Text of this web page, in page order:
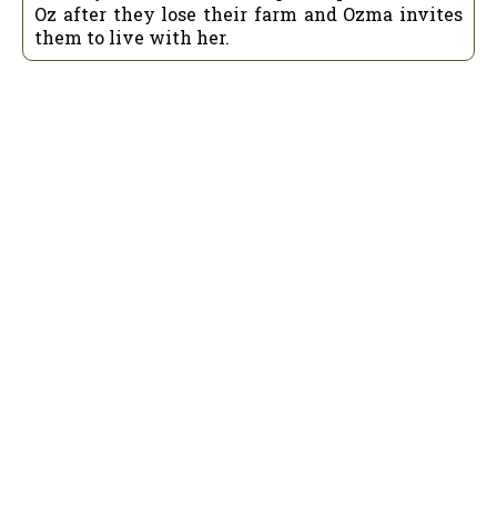
Oz after they lose their farm and Ozma invites
them to live with her.